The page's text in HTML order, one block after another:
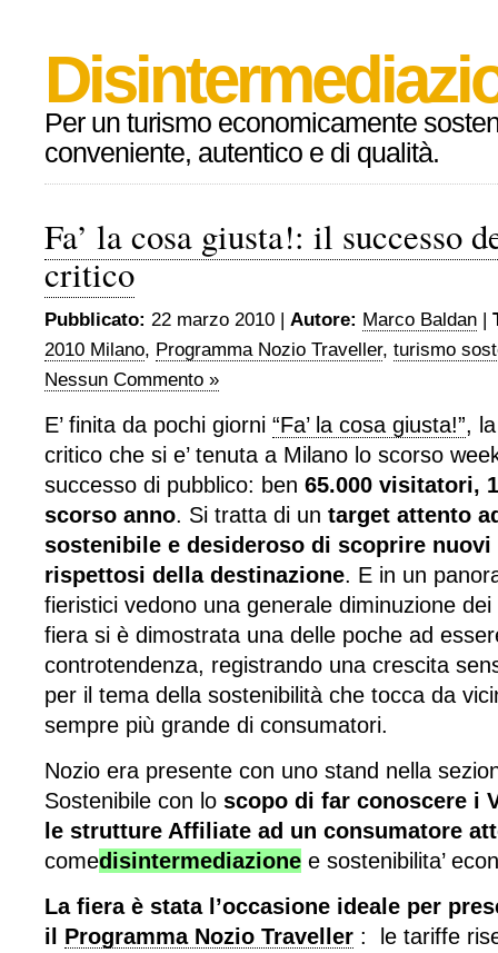
Per un turismo economicamente
conveniente, autentico e di qualità.
Fa’ la cosa giusta!: il successo
critico
Pubblicato: 22 marzo 2010 | Autore: Marco Baldan |
2010 Milano, Programma Nozio Traveller, turismo
Nessun Commento »
E’ finita da pochi giorni “Fa’ la cosa giusta!”,
critico che si e’ tenuta a Milano lo scorso
successo di pubblico: ben 65.000 visitatori,
scorso anno. Si tratta di un target attento
sostenibile e desideroso di scoprire
rispettosi della destinazione. E in un
fieristici vedono una generale diminuzione
fiera si è dimostrata una delle poche ad
controtendenza, registrando una crescita
per il tema della sostenibilità che tocca da
sempre più grande di consumatori.
Nozio era presente con uno stand nella
Sostenibile con lo scopo di far conoscere i
le strutture Affiliate ad un consumatore
comedisintermediazione e sostenibilita’
La fiera è stata l’occasione ideale per
il Programma Nozio Traveller : le tariffe